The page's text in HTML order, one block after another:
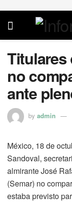
Titulares
no
ante
by admin
México, 18 de
Sandoval,
almirante José
(Semar) no
estaba previsto